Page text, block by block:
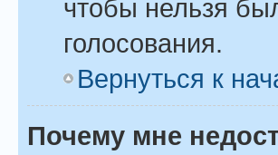
чтобы нельзя
голосования.
Вернуться к
Почему мне